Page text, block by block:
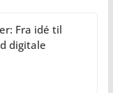
Fra idé til
digitale